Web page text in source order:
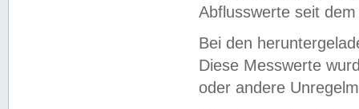
Abflusswerte seit
Bei den
Diese Messwerte
oder andere